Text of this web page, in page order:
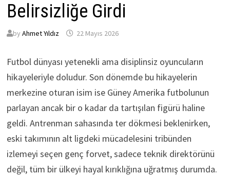
Belirsizliğe Girdi
by Ahmet Yıldız 22 Mayıs 2026
Futbol dünyası yetenekli ama disiplinsiz oyuncuların
hikayeleriyle doludur. Son dönemde bu hikayelerin
merkezine oturan isim ise Güney Amerika futbolunun
parlayan ancak bir o kadar da tartışılan figürü haline
geldi. Antrenman sahasında ter dökmesi beklenirken,
eski takımının alt ligdeki mücadelesini tribünden
izlemeyi seçen genç forvet, sadece teknik direktörünü
değil, tüm bir ülkeyi hayal kırıklığına uğratmış durumda.